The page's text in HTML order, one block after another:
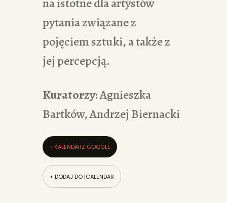
pytania związane z
pojęciem sztuki, a także z
jej percepcją.
Kuratorzy:Agnieszka
Bartków, Andrzej Biernacki
+ KALENDARZ GOOGLE
+ DODAJ DO ICALENDAR